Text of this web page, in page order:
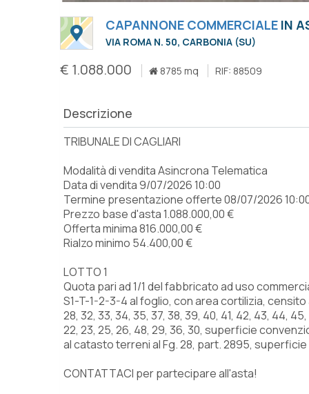
CAPANNONE COMMERCIALE IN
VIA ROMA N. 50, CARBONIA (SU)
€ 1.088.000 8785 mq RIF: 88509
Descrizione
TRIBUNALE DI CAGLIARI
Modalità di vendita Asincrona Telematica
Data di vendita 9/07/2026 10:00
Termine presentazione offerte 08/07/2026
Prezzo base d'asta 1.088.000,00 €
Offerta minima 816.000,00 €
Rialzo minimo 54.400,00 €
LOTTO 1
Quota pari ad 1/1 del fabbricato ad uso
S1-T-1-2-3-4 al foglio, con area cortilizia,
28, 32, 33, 34, 35, 37, 38, 39, 40, 41, 42, 43, 44, 45,
22, 23, 25, 26, 48, 29, 36, 30, superficie
al catasto terreni al Fg. 28, part. 2895,
CONTATTACI per partecipare all'asta!